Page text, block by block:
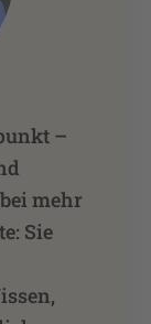
–
mehr
Sie